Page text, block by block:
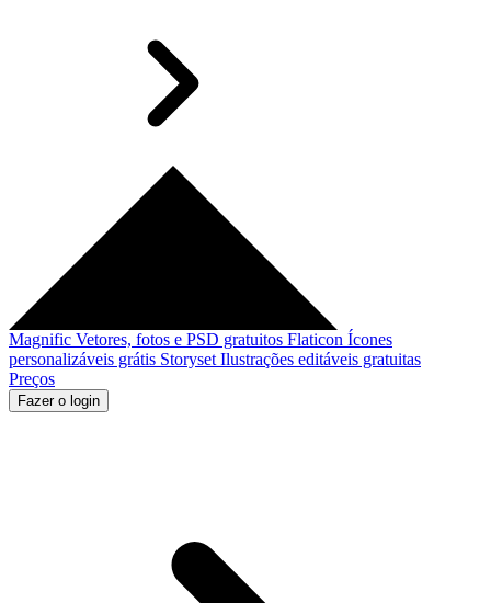
Magnific Vetores, fotos e PSD gratuitos Flaticon Ícones
personalizáveis grátis Storyset Ilustrações editáveis gratuitas
Preços
Fazer o login